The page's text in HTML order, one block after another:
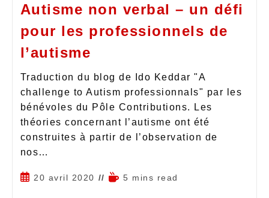
Autisme non verbal – un défi
pour les professionnels de
l’autisme
Traduction du blog de Ido Keddar "A
challenge to Autism professionnals" par les
bénévoles du Pôle Contributions. Les
théories concernant l’autisme ont été
construites à partir de l’observation de
nos…
20 avril 2020 5 mins read